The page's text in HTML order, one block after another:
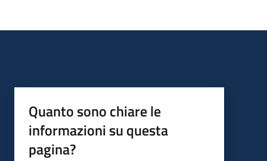
Quanto sono chiare le
informazioni su questa
pagina?